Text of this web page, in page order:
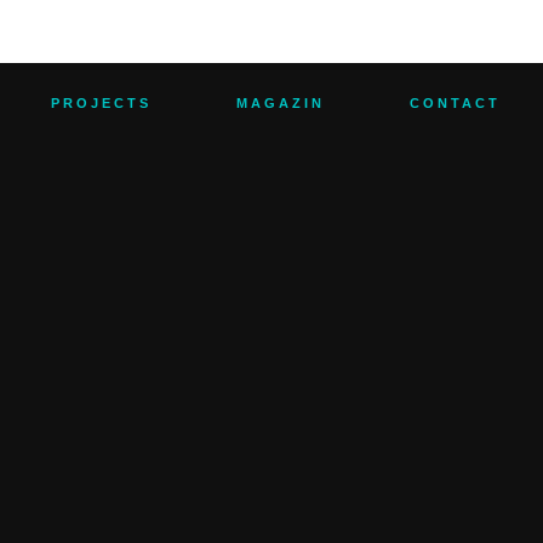
PROJECTS MAGAZIN CONTACT